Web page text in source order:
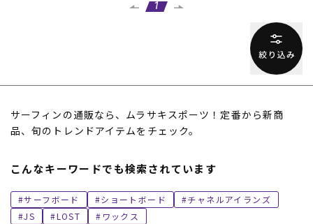
1
サーフィンの通販なら、ムラサキスポーツ！定番から新商
品、旬のトレンドアイテムをチェック。
こんなキーワードでも検索されています
サーフボード ショートボード
チャネルアイランズ
JS
LOST ワックス